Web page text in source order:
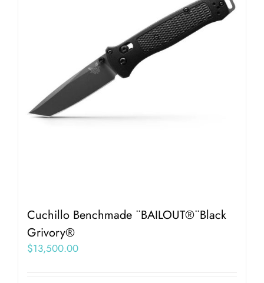
Cuchillo Benchmade ¨BAILOUT®¨Black
Grivory®
$13,500.00